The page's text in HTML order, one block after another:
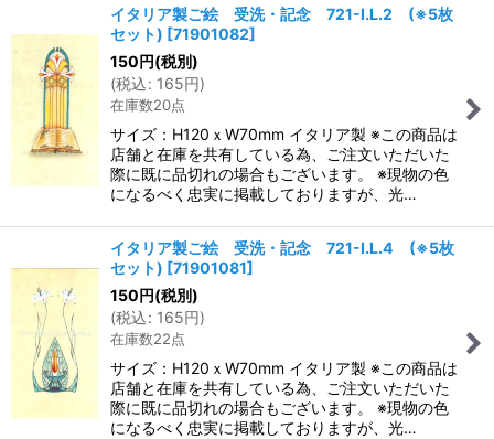
イタリア製ご絵 受洗・記念 721-I.L.2 (※5枚
セット) [71901082]
150円(税別)
(税込: 165円)
在庫数20点
サイズ：H120ｘW70mm イタリア製 ※この商品は
店舗と在庫を共有している為、ご注文いただいた
際に既に品切れの場合もございます。 ※現物の色
になるべく忠実に掲載しておりますが、光…
イタリア製ご絵 受洗・記念 721-I.L.4 (※5枚
セット) [71901081]
150円(税別)
(税込: 165円)
在庫数22点
サイズ：H120ｘW70mm イタリア製 ※この商品は
店舗と在庫を共有している為、ご注文いただいた
際に既に品切れの場合もございます。 ※現物の色
になるべく忠実に掲載しておりますが、光…